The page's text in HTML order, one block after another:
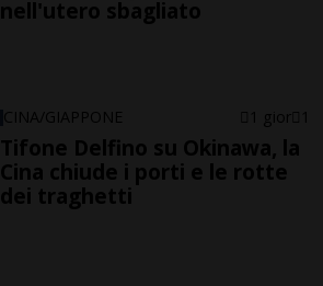
nell'utero sbagliato
CINA/GIAPPONE 1 gior 1
Tifone Delfino su Okinawa, la
Cina chiude i porti e le rotte
dei traghetti